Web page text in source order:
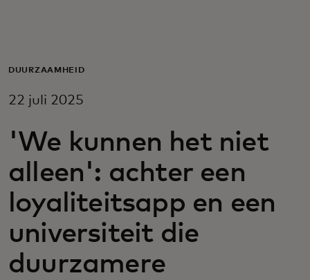
Voor bedrijven
Voor innovators
Nieuws en trends
DUURZAAMHEID
22 juli 2025
'We kunnen het niet
alleen': achter een
loyaliteitsapp en een
universiteit die
duurzamere